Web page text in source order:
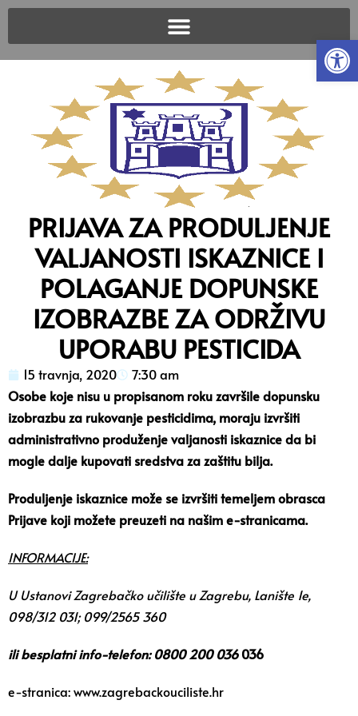
PRIJAVA ZA PRODULJENJE
VALJANOSTI ISKAZNICE I
POLAGANJE DOPUNSKE
IZOBRAZBE ZA ODRŽIVU
UPORABU PESTICIDA
15 travnja, 2020
7:30 am
Osobe koje nisu u propisanom roku završile dopunsku
izobrazbu za rukovanje pesticidima, moraju izvršiti
administrativno produženje valjanosti iskaznice da bi
mogle dalje kupovati sredstva za zaštitu bilja.
Produljenje iskaznice može se izvršiti temeljem obrasca
Prijave koji možete preuzeti na našime-stranicama.
INFORMACIJE:
U Ustanovi Zagrebačko učilište u Zagrebu, Lanište 1e,
098/312 031; 099/2565 360
ili besplatni info-telefon: 0800 200 036036
e-stranica: www.zagrebackouciliste.hr